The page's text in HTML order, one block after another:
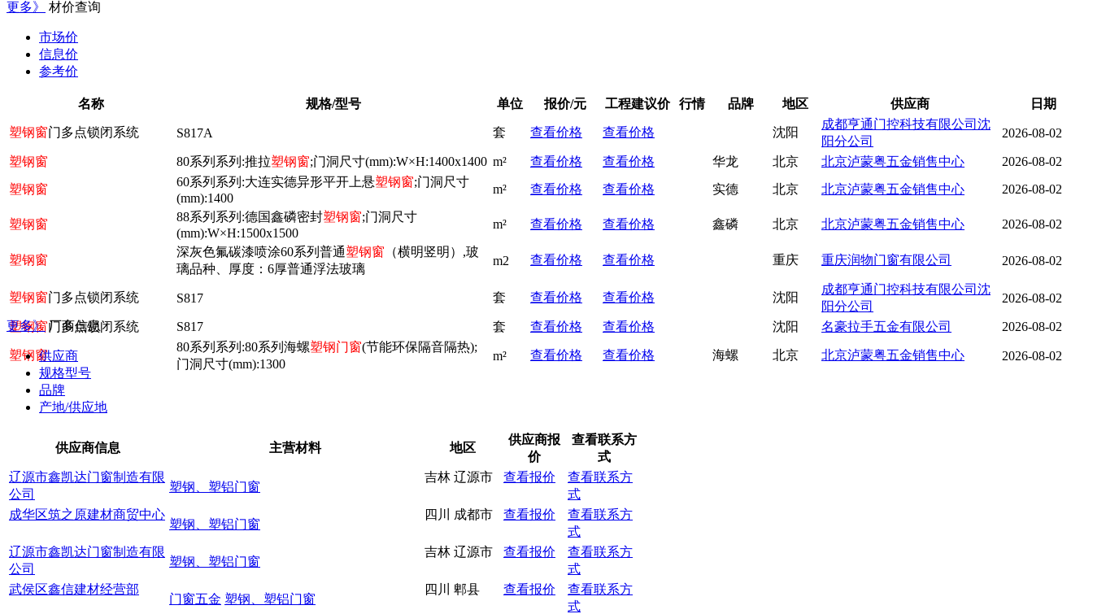
更多》 材价查询
市场价
信息价
参考价
名称 规格/型号 单位 报价/元 工程建议价 行情 品牌 地区 供应商 日期
塑钢窗门多点锁闭系统 S817A 套 查看价格 查看价格 沈阳
成都亨通门控科技有限公司沈
阳分公司
2026-08-02
塑钢窗 80系列系列:推拉塑钢窗;门洞尺寸(mm):W×H:1400x1400 m² 查看价格 查看价格 华龙 北京 北京泸蒙粤五金销售中心
2026-08-02
塑钢窗
60系列系列:大连实德异形平开上悬塑钢窗;门洞尺寸
(mm):1400
m² 查看价格 查看价格 实德 北京 北京泸蒙粤五金销售中心 2026-08-02
塑钢窗
88系列系列:德国鑫磷密封塑钢窗;门洞尺寸
(mm):W×H:1500x1500
m² 查看价格 查看价格 鑫磷 北京 北京泸蒙粤五金销售中心 2026-08-02
塑钢窗
深灰色氟碳漆喷涂60系列普通塑钢窗 （横明竖明）,玻
璃品种、厚度：6厚普通浮法玻璃
m2 查看价格 查看价格 重庆 重庆润物门窗有限公司 2026-08-02
塑钢窗门多点锁闭系统 S817 套 查看价格 查看价格 沈阳
成都亨通门控科技有限公司沈
阳分公司
2026-08-02
塑钢窗门多点锁闭系统 S817 套 查看价格 查看价格 沈阳 名豪拉手五金有限公司 2026-08-02
塑钢窗
80系列系列:80系列海螺塑钢门窗(节能环保隔音隔热);
门洞尺寸(mm):1300
m² 查看价格 查看价格 海螺 北京 北京泸蒙粤五金销售中心 2026-08-02
更多》 厂商信息
供应商
规格型号
品牌
产地/供应地
供应商信息 主营材料 地区
供应商报
价
查看联系方
式
辽源市鑫凯达门窗制造有限
公司
塑钢、塑铝门窗
吉林 辽源市 查看报价
查看联系方
式
成华区筑之原建材商贸中心
塑钢、塑铝门窗
四川 成都市 查看报价
查看联系方
式
辽源市鑫凯达门窗制造有限
公司
塑钢、塑铝门窗
吉林 辽源市 查看报价
查看联系方
式
武侯区鑫信建材经营部
门窗五金 塑钢、塑铝门窗
四川 郫县 查看报价
查看联系方
式